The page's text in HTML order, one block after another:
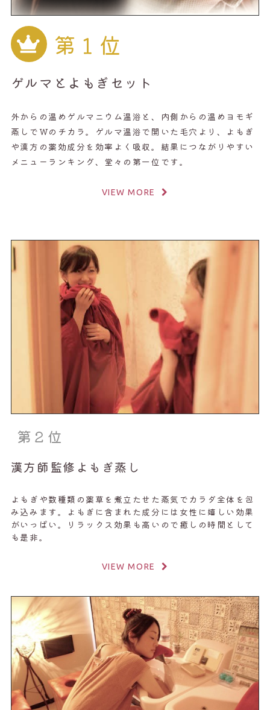
第１位
ゲルマとよもぎセット
外からの温めゲルマニウム温浴と、内側からの温めヨモギ
蒸しでWのチカラ。ゲルマ温浴で開いた毛穴より、よもぎ
や漢方の薬効成分を効率よく吸収。結果につながりやすい
メニューランキング、堂々の第一位です。
VIEW MORE
第２位
漢方師監修よもぎ蒸し
よもぎや数種類の薬草を煮立たせた蒸気でカラダ全体を包
み込みます。よもぎに含まれた成分には女性に嬉しい効果
がいっぱい。リラックス効果も高いので癒しの時間として
も是非。
VIEW MORE